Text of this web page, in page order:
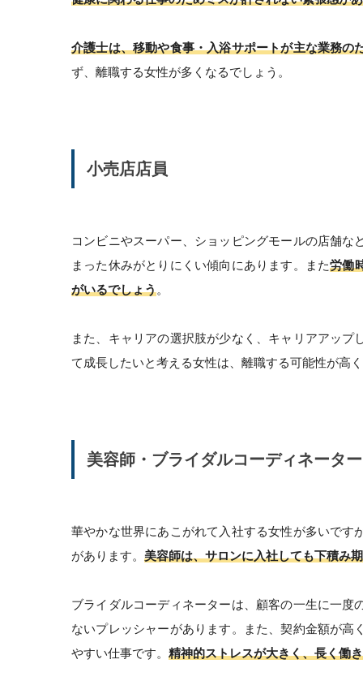
介護士は、移動や食事・入浴サポートが主な業務の
ず、離職する女性が多くなるでしょう。
小売店店員
コンビニやスーパー、ショッピングモールの店舗
まった休みがとりにくい傾向にあります。また労働
がいるでしょう。
また、キャリアの選択肢が少なく、キャリアアッ
て成長したいと考える女性は、離職する可能性が高
美容師・ブライダルコーディネーター
華やかな世界にあこがれて入社する女性が多いで
があります。 美容師は、サロンに入社しても下積み
ブライダルコーディネーターは、顧客の一生に一
ないプレッシャーがあります。また、契約金額が
やすい仕事です。 精神的ストレスが大きく、長く働